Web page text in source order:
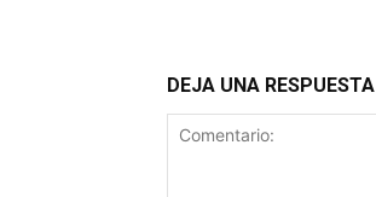
DEJA UNA RESPUESTA